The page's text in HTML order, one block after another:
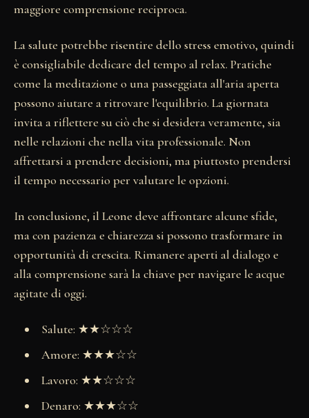
maggiore comprensione reciproca.
La salute potrebbe risentire dello stress emotivo, quindi
è consigliabile dedicare del tempo al relax. Pratiche
come la meditazione o una passeggiata all'aria aperta
possono aiutare a ritrovare l'equilibrio. La giornata
invita a riflettere su ciò che si desidera veramente, sia
nelle relazioni che nella vita professionale. Non
affrettarsi a prendere decisioni, ma piuttosto prendersi
il tempo necessario per valutare le opzioni.
In conclusione, il Leone deve affrontare alcune sfide,
ma con pazienza e chiarezza si possono trasformare in
opportunità di crescita. Rimanere aperti al dialogo e
alla comprensione sarà la chiave per navigare le acque
agitate di oggi.
Salute: ★★☆☆☆
Amore: ★★★☆☆
Lavoro: ★★☆☆☆
Denaro: ★★★☆☆